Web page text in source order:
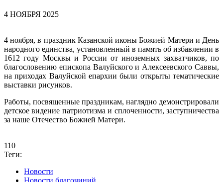
4 НОЯБРЯ 2025
4 ноября, в праздник Казанской иконы Божией Матери и День
народного единства, установленный в память об избавлении в
1612 году Москвы и России от иноземных захватчиков, по
благословению епископа Валуйского и Алексеевского Саввы,
на приходах Валуйской епархии были открыты тематические
выставки рисунков.
Работы, посвященные праздникам, наглядно демонстрировали
детское видение патриотизма и сплоченности, заступничества
за наше Отечество Божией Матери.
110
Теги:
Новости
Новости благочиний